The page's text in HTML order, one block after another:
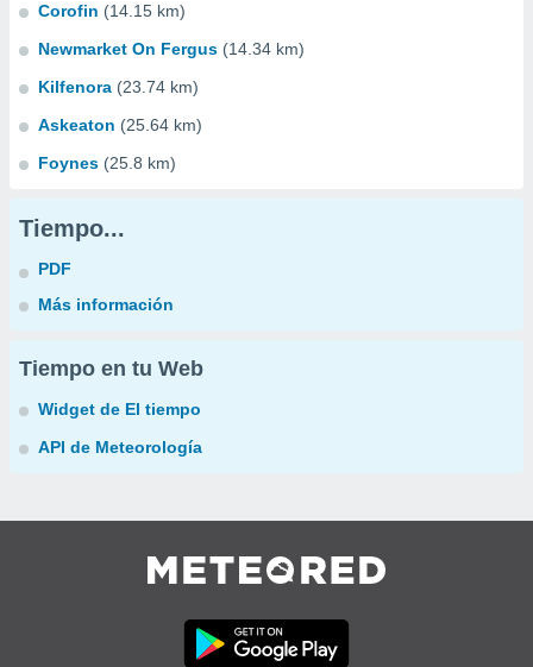
Corofin (14.15 km)
Newmarket On Fergus (14.34 km)
Kilfenora (23.74 km)
Askeaton (25.64 km)
Foynes (25.8 km)
Tiempo...
PDF
Más información
Tiempo en tu Web
Widget de El tiempo
API de Meteorología